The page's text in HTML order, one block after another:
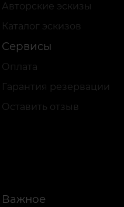
Авторские эскизы
Каталог эскизов
Сервисы
Оплата
Гарантия резервации
Оставить отзыв
Важное